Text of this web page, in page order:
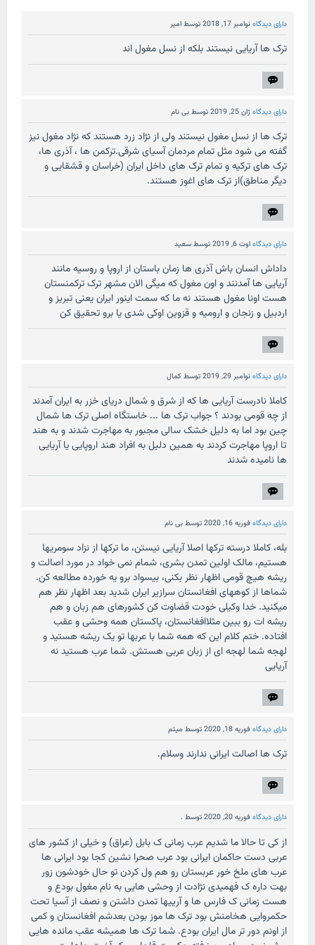
دارای دیدگاهنوامبر 17, 2018 توسطامیر
ترک ها آریایی نیستند بلکه از نسل مغول اند
دارای دیدگاهژان 25, 2019 توسطبی نام
ترک ها از نسل مغول نیستند ولی از نژاد زرد هستند که نژاد مغول نیز
گفته می شود مثل تمام مردمان آسیای شرقی.ترکمن ها ، آذری ها،
ترک های ترکیه و تمام ترک های داخل ایران (خراسان و قشقایی و
دیگر مناطق)از ترک های اغوز هستند.
دارای دیدگاهاوت 6, 2019 توسطسعید
داداش انسان باش آذری ها زمان باستان از اروپا و روسیه مانند
آریایی ها آمدنند و اون مغول که میگی الان مشهر ترک ترکمنستان
هست اونا مغول هستند نه ما که سمت اینور ایران یعنی تبریز و
اردبیل و زنجان و ارومیه و قزوین اوکی شدی یا برو تحقیق کن
دارای دیدگاهنوامبر 29, 2019 توسطکمال
کاملا نادرست آریایی ها که از شرق و شمال دریای خزر به ایران آمدند
از چه قومی بودند ؟ جواب ترک ها ... خاستگاه اصلی ترک ها شمال
چین بود اما به دلیل خشک سالی مجبور به مهاجرت شدند و به هند
تا اروپا مهاجرت کردند به همین دلیل به افراد هند اروپایی یا آریایی
ها نامیده شدند
دارای دیدگاهفوریه 16, 2020 توسطبی نام
بله، کاملا درسته ترکها اصلا آریایی نیستن، ما ترکها از نزاد سومریها
هستیم، مالک اولین تمدن بشری، شمام نمی خواد در مورد اصالت و
ریشه هیچ قومی اظهار نظر بکنی، بیسواد برو یه خورده مطالعه کن.
شماها از کوههای افغانستان سرازیر ایران شدید بعد اظهار نظر هم
میکنید. خدا وکیلی خودت قضاوت کن کشورهای هم زبان و هم
ریشه ات رو ببین مثلاافغانستان، پاکستان همه وحشی و عقب
افتاده. ختم کلام این که همه شما با عربها تو یک ریشه هستید و
لهجه شما لهجه ای از زبان عربی هستش. شما عرب هستید نه
آریایی
دارای دیدگاهفوریه 18, 2020 توسط میثم
ترک ها اصالت ایرانی ندارند وسلام.
دارای دیدگاهفوریه 20, 2020 توسط .
از کی تا حالا ما شدیم عرب زمانی ک بابل (عراق) و خیلی از کشور های
عربی دست حاکمان ایرانی بود عرب صحرا نشین کجا بود ایرانی ها
عرب های ملخ خور عربستان رو هم ول کردن تو حال خودشون زور
بهت داره ک فهمیدی نژادت از وحشی هایی به نام مغول بودع و
هست زمانی ک فارس ها و آرییها تمدن داشتن و نصف از آسیا تحت
حکمروایی هخامنش بود ترک ها موز بودن بعدشم افغانستان و کمی
از اونم دور تر مال ایران بودع. شما ترک ها همیشه عقب مانده هایی